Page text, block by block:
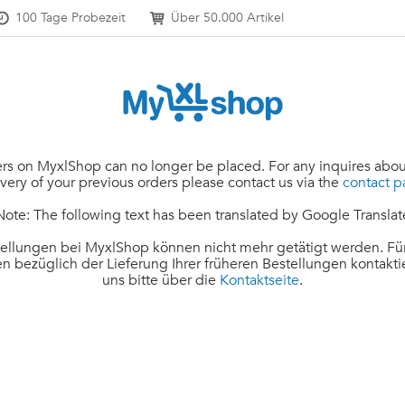
100 Tage Probezeit Über 50.000 Artikel
on MyxlShop can no longer be placed. For any inquires
of your previous orders please contact us via the contact
The following text has been translated by Google
bei MyxlShop können nicht mehr getätigt werden.
bezüglich der Lieferung Ihrer früheren Bestellungen
uns bitte über die Kontaktseite.